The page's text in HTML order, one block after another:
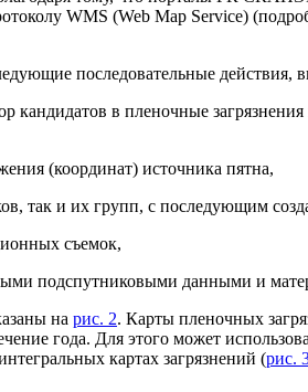
WMS (Web Map Service)
последовательные
кандидатов в пленочные
(координат) источника пятна,
так и их групп, с последующим
съемок,
подспутниковыми данными и
на рис. 2. Карты пленочных
года. Для этого может
картах загрязнений (рис.